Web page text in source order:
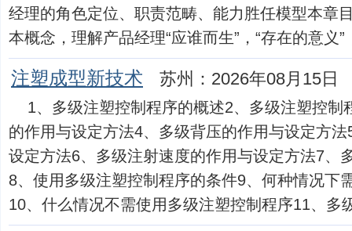
经理的角色定位、职责范畴、能力胜任模型本章
本概念，理解产品经理“应谁而生”，“存在的意义”
注塑成型新技术 苏州：2026年08月15日
1、多级注塑控制程序的概述2、多级注塑控制
的作用与设定方法4、多级背压的作用与设定方
设定方法6、多级注射速度的作用与设定方法7、
8、使用多级注塑控制程序的条件9、何种情况下
10、什么情况不需使用多级注塑控制程序11、多